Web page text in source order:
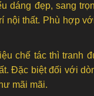
dáng đẹp, sang
nội thất. Phù hợp
chế tác thì tranh
Đặc biệt đối với
mãi mãi.